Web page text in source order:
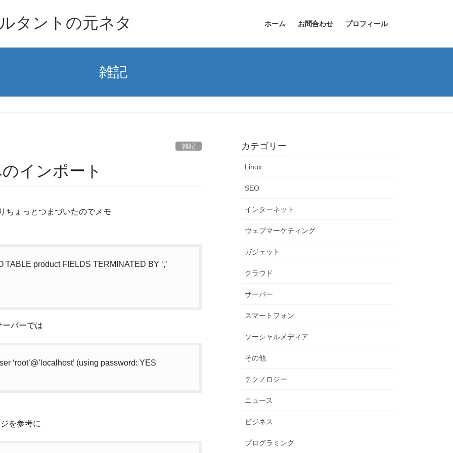
タントの元ネタ ホーム お問合わせ プロフィール
雑記
雑記
インポート
ちょっとつまづいたのでメモ
TABLE product FIELDS TERMINATED BY ‘,’
バーでは
‘root’@’localhost’ (using password: YES
を参考に
カテゴリー
Linux
SEO
インターネット
ウェブマーケティング
ガジェット
クラウド
サーバー
スマートフォン
ソーシャルメディア
その他
テクノロジー
ニュース
ビジネス
プログラミング